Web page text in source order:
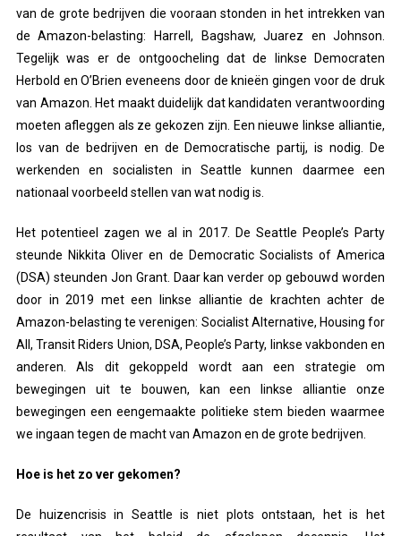
van de grote bedrijven die vooraan stonden in het intrekken van
de Amazon-belasting: Harrell, Bagshaw, Juarez en Johnson.
Tegelijk was er de ontgoocheling dat de linkse Democraten
Herbold en O’Brien eveneens door de knieën gingen voor de druk
van Amazon. Het maakt duidelijk dat kandidaten verantwoording
moeten afleggen als ze gekozen zijn. Een nieuwe linkse alliantie,
los van de bedrijven en de Democratische partij, is nodig. De
werkenden en socialisten in Seattle kunnen daarmee een
nationaal voorbeeld stellen van wat nodig is.
Het potentieel zagen we al in 2017. De Seattle People’s Party
steunde Nikkita Oliver en de Democratic Socialists of America
(DSA) steunden Jon Grant. Daar kan verder op gebouwd worden
door in 2019 met een linkse alliantie de krachten achter de
Amazon-belasting te verenigen: Socialist Alternative, Housing for
All, Transit Riders Union, DSA, People’s Party, linkse vakbonden en
anderen. Als dit gekoppeld wordt aan een strategie om
bewegingen uit te bouwen, kan een linkse alliantie onze
bewegingen een eengemaakte politieke stem bieden waarmee
we ingaan tegen de macht van Amazon en de grote bedrijven.
Hoe is het zo ver gekomen?
De huizencrisis in Seattle is niet plots ontstaan, het is het